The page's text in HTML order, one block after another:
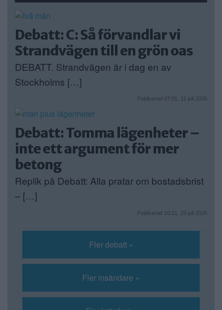
Debatt: C: Så förvandlar vi
Strandvägen till en grön oas
DEBATT. Strandvägen är i dag en av
Stockholms […]
Publicerad 07:01, 31 juli 2026
Debatt: Tomma lägenheter –
inte ett argument för mer
betong
Replik på Debatt: Alla pratar om bostadsbrist
– […]
Publicerad 10:21, 29 juli 2026
Fler debatt »
Fler insändare »